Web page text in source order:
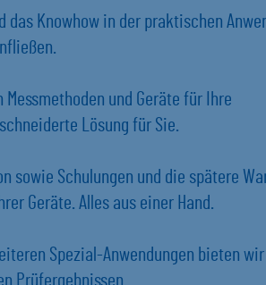
Knowhow in der praktischen
und Geräte für Ihre
Lösung für Sie.
sowie Schulungen und die spätere
Geräte. Alles aus einer Hand.
Spezial-Anwendungen bieten
Prüfergebnissen.